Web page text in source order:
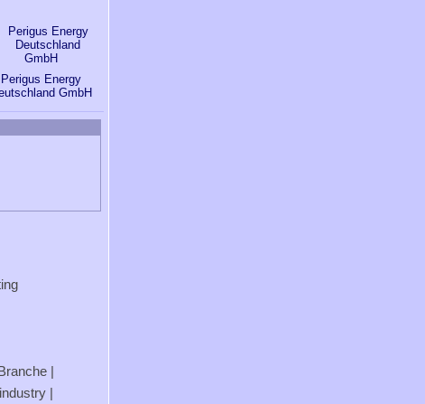
Perigus Energy
GmbH
|
|